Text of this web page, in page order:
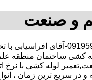
و صنعت
,09127783292-09195918731-
کشی ساختمان منطقه
لوله کشی با نرخ
سریع ترین زمان ،